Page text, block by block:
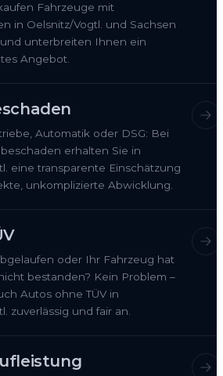
Fahrzeuge mit
in Oelsnitz/Vogtl. und Sachsen
unterbreiten Ihnen ein
Angebot.
Automatik oder DSG: Bei
erhalten Sie in
eine transparente Einschätzung
unkomplizierte Abwicklung.
oder Ihr Fahrzeug hat
bestanden? Kein Problem –
Autos ohne TÜV in
zuverlässig und fair an.